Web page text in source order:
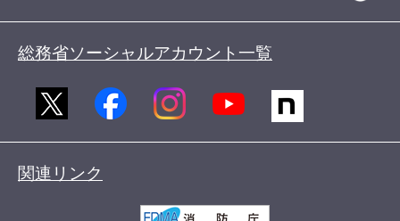
総務省ソーシャルアカウント一覧
関連リンク